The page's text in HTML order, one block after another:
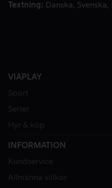
Textning
Danska Svenska
VIAPLAY
Sport
Serier
Hyr & köp
INFORMATION
Kundservice
Allmänna villkor